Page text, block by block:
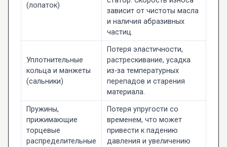
(лопаток)
зависит от чистоты масла
и наличия абразивных
частиц.
Уплотнительные
кольца и манжеты
(сальники)
Потеря эластичности,
растрескивание, усадка
из-за температурных
перепадов и старения
материала.
Пружины,
прижимающие
торцевые
распределительные
Потеря упругости со
временем, что может
привести к падению
давления и увеличению